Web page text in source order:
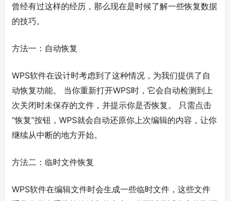
曾经有过这样的经历，那么现在是时候了解一些恢复数据
的技巧。
方法一：自动恢复
WPS软件在设计时考虑到了这种情况，为我们提供了自
动恢复功能。 当你重新打开WPS时，它会自动检测到上
次关闭时未保存的文件，并提示你是否恢复。 只需点击
“恢复”按钮，WPS就会自动还原你上次编辑的内容，让你
继续从中断的地方开始。
方法二：临时文件恢复
WPS软件在编辑文件时会生成一些临时文件，这些文件